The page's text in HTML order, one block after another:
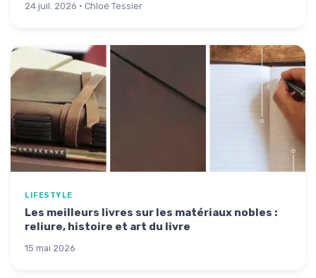
24 juil. 2026 · Chloé Tessier
LIFESTYLE
Les meilleurs livres sur les matériaux nobles :
reliure, histoire et art du livre
15 mai 2026